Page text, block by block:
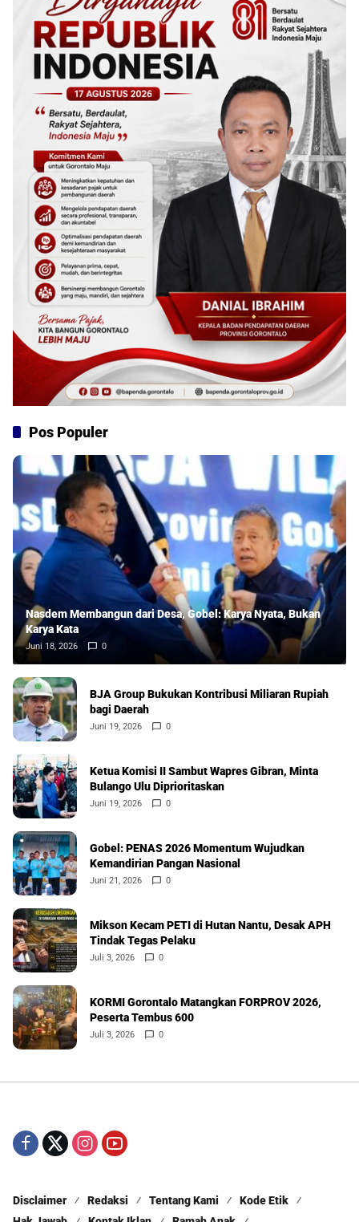
Pos Populer
Nasdem Membangun dari Desa, Gobel: Karya Nyata, Bukan
Karya Kata
Juni 18, 2026 0
BJA Group Bukukan Kontribusi Miliaran Rupiah
bagi Daerah
Juni 19, 2026 0
Ketua Komisi II Sambut Wapres Gibran, Minta
Bulango Ulu Diprioritaskan
Juni 19, 2026 0
Gobel: PENAS 2026 Momentum Wujudkan
Kemandirian Pangan Nasional
Juni 21, 2026 0
Mikson Kecam PETI di Hutan Nantu, Desak APH
Tindak Tegas Pelaku
Juli 3, 2026 0
KORMI Gorontalo Matangkan FORPROV 2026,
Peserta Tembus 600
Juli 3, 2026 0
Disclaimer Redaksi Tentang Kami
Kode Etik